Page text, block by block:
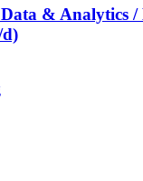
& Analytics